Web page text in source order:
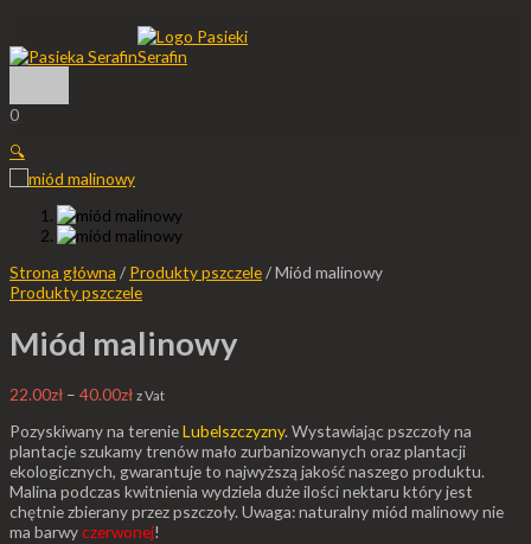
treści
0
🔍
Strona główna / Produkty pszczele/ Miód malinowy
Produkty pszczele
Miód malinowy
22.00zł – 40.00zł
cen:
od
22.00zł
z Vat
Pozyskiwany na terenieLubelszczyzny. Wystawiając pszczoły na
plantacje szukamy trenów mało zurbanizowanych oraz plantacji
ekologicznych, gwarantuje to najwyższą jakość naszego produktu.
Malina podczas kwitnienia wydziela duże ilości nektaru który jest
chętnie zbierany przez pszczoły. Uwaga: naturalny miód malinowy nie
ma barwyczerwonej!
malinowy
cen:
od
cen:
od
cen:
od
cen:
od
22.00zł